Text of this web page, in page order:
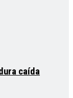
caída